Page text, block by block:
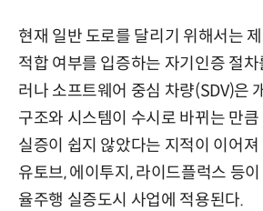
현재 일반 도로를 달리기 위해서는
적합 여부를 입증하는 자기인증 절
러나 소프트웨어 중심 차량(SDV)은
구조와 시스템이 수시로 바뀌는 만
실증이 쉽지 않았다는 지적이 이어
유토브, 에이투지, 라이드플럭스 등
율주행 실증도시 사업에 적용된다.